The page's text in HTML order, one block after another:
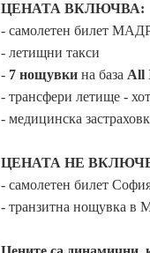
ЦЕНАТА ВКЛЮЧВА:
- самолетен билет
- летищни такси
- 7 нощувки на база All
- трансфери летище -
- медицинска
ЦЕНАТА НЕ
- самолетен билет
- транзитна нощувка в